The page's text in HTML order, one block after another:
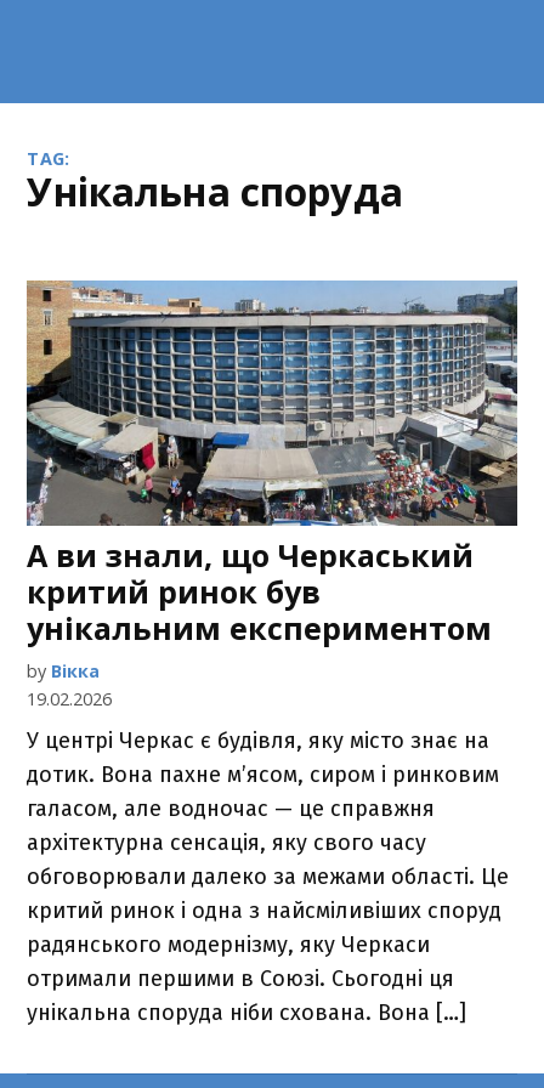
TAG:
унікальна споруда
А ви знали, що Черкаський
критий ринок був
унікальним експериментом
by Вікка
19.02.2026
У центрі Черкас є будівля, яку місто знає на
дотик. Вона пахне м’ясом, сиром і ринковим
галасом, але водночас — це справжня
архітектурна сенсація, яку свого часу
обговорювали далеко за межами області. Це
критий ринок і одна з найсміливіших споруд
радянського модернізму, яку Черкаси
отримали першими в Союзі. Сьогодні ця
унікальна споруда ніби схована. Вона […]